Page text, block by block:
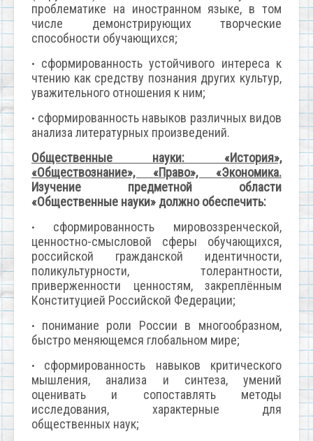
проблематике на иностранном языке, в том
числе демонстрирующих творческие
способности обучающихся;
• сформированность устойчивого интереса к
чтению как средству познания других культур,
уважительного отношения к ним;
• сформированность навыков различных видов
анализа литературных произведений.
Общественные науки: «История»,
«Обществознание», «Право», «Экономика.
Изучение предметной области
«Общественные науки» должно обеспечить:
• сформированность мировоззренческой,
ценностно-смысловой сферы обучающихся,
российской гражданской идентичности,
поликультурности, толерантности,
приверженности ценностям, закреплённым
Конституцией Российской Федерации;
• понимание роли России в многообразном,
быстро меняющемся глобальном мире;
• сформированность навыков критического
мышления, анализа и синтеза, умений
оценивать и сопоставлять методы
исследования, характерные для
общественных наук;